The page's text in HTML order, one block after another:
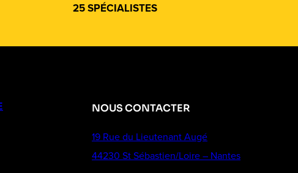
25 SPÉCIALISTES
NOUS CONTACTER
19 Rue du Lieutenant Augé
44230 St Sébastien/Loire – Nantes